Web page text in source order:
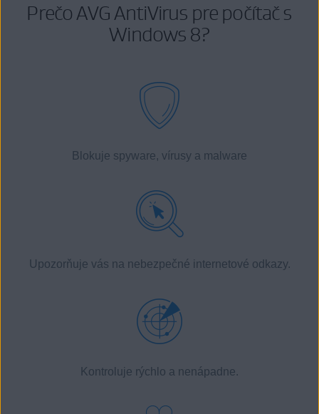
Prečo AVG AntiVirus pre počítač s
Windows 8?
Blokuje spyware, vírusy a malware
Upozorňuje vás na nebezpečné internetové odkazy.
Kontroluje rýchlo a nenápadne.